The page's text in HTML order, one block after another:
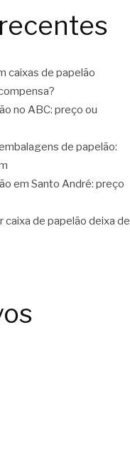
caixas de papelão
no ABC: preço ou
de papelão:
em Santo André: preço
caixa de papelão deixa de